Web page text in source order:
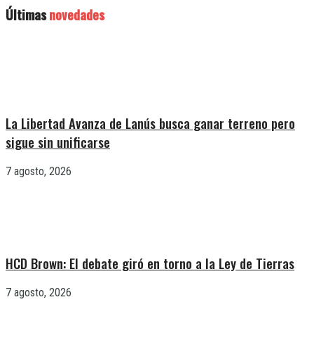
Últimasnovedades
La Libertad Avanza de Lanús busca ganar terreno pero
sigue sin unificarse
7 agosto, 2026
HCD Brown: El debate giró en torno a la Ley de Tierras
7 agosto, 2026